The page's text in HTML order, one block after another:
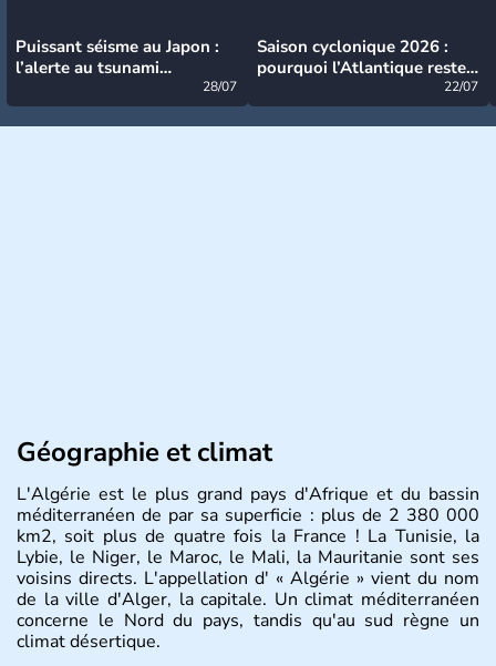
Puissant séisme au Japon :
l’alerte au tsunami
28/07
Saison cyclonique 2026 :
pourquoi l’Atlantique reste
22/07
Géographie et climat
L'Algérie est le plus grand pays d'Afrique et du bassin
méditerranéen de par sa superficie : plus de 2 380 000
km2, soit plus de quatre fois la France ! La Tunisie, la
Lybie, le Niger, le Maroc, le Mali, la Mauritanie sont ses
voisins directs. L'appellation d' « Algérie » vient du nom
de la ville d'Alger, la capitale. Un climat méditerranéen
concerne le Nord du pays, tandis qu'au sud règne un
climat désertique.